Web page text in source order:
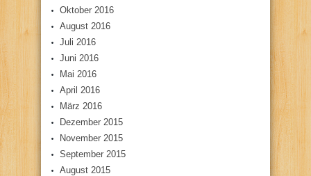
Oktober 2016
August 2016
Juli 2016
Juni 2016
Mai 2016
April 2016
März 2016
Dezember 2015
November 2015
September 2015
August 2015